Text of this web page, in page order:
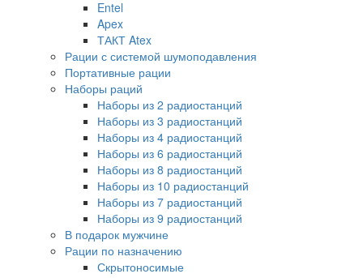
Entel
Apex
ТАКТ Atex
Рации с системой шумоподавления
Портативные рации
Наборы раций
Наборы из 2 радиостанций
Наборы из 3 радиостанций
Наборы из 4 радиостанций
Наборы из 6 радиостанций
Наборы из 8 радиостанций
Наборы из 10 радиостанций
Наборы из 7 радиостанций
Наборы из 9 радиостанций
В подарок мужчине
Рации по назначению
Скрытоносимые